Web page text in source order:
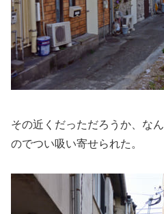
その近くだっただろうか、な
のでつい吸い寄せられた。